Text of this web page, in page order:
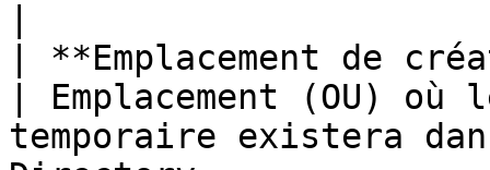
| **Emplacement de
| Emplacement (OU)
temporaire existera